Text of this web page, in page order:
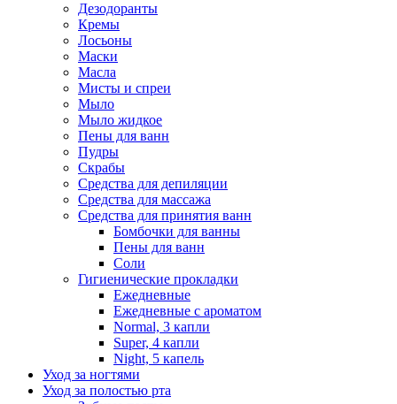
Дезодоранты
Кремы
Лосьоны
Маски
Масла
Мисты и спреи
Мыло
Мыло жидкое
Пены для ванн
Пудры
Скрабы
Средства для депиляции
Средства для массажа
Средства для принятия ванн
Бомбочки для ванны
Пены для ванн
Соли
Гигиенические прокладки
Ежедневные
Ежедневные с ароматом
Normal, 3 капли
Super, 4 капли
Night, 5 капель
Уход за ногтями
Уход за полостью рта